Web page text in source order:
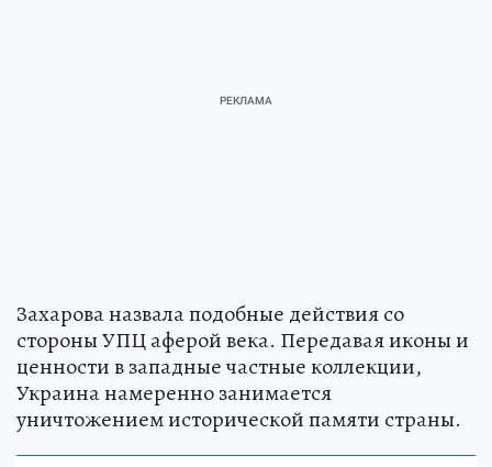
Захарова назвала подобные действия со
стороны УПЦ аферой века. Передавая иконы и
ценности в западные частные коллекции,
Украина намеренно занимается
уничтожением исторической памяти страны.